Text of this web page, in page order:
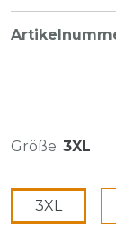
Größe: 3XL
3XL